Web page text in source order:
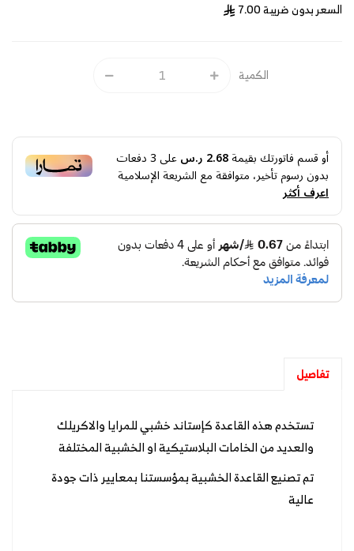
السعر بدون ضريبة7.00
الكمية
أو قسم فاتورتك بقيمة2.68 ر.س على3دفعات
بدون رسوم تأخير، متوافقة مع الشريعة الإسلامية
اعرف أكثر
تفاصيل
تستخدم هذه القاعدة كإستاند خشبي للمرايا والاكريلك
والعديد من الخامات البلاستيكية او الخشبية المختلفة
تم تصنيع القاعدة الخشبية بمؤسستنا بمعايير ذات جودة
عالية